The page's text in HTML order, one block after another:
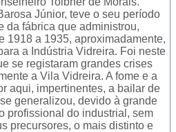
Júnior, teve o seu período
da fábrica que administrou,
1918 a 1935, aproximadamente,
a Indústria Vidreira. Foi neste
se registaram grandes crises
a Vila Vidreira. A fome e a
aqui, impertinentes, a bailar de
generalizou, devido à grande
profissional do industrial, sem
precursores, o mais distinto e